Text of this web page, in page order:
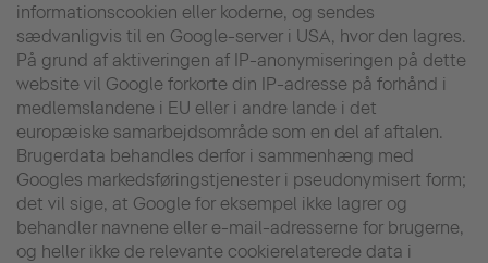
informationscookien eller koderne, og sendes
sædvanligvis til en Google-server i USA, hvor den lagres.
På grund af aktiveringen af IP-anonymiseringen på dette
website vil Google forkorte din IP-adresse på forhånd i
medlemslandene i EU eller i andre lande i det
europæiske samarbejdsområde som en del af aftalen.
Brugerdata behandles derfor i sammenhæng med
Googles markedsføringstjenester i pseudonymisert form;
det vil sige, at Google for eksempel ikke lagrer og
behandler navnene eller e-mail-adresserne for brugerne,
og heller ikke de relevante cookierelaterede data i